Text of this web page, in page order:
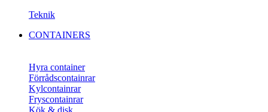
Teknik
CONTAINERS
Hyra container
Förrådscontainrar
Kylcontainrar
Fryscontainrar
Kök & disk